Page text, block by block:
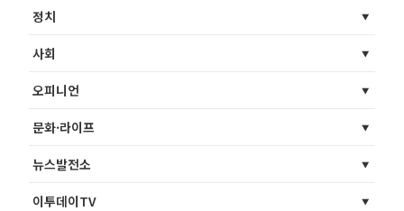
정치
사회
오피니언
문화·라이프
뉴스발전소
이투데이TV